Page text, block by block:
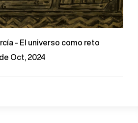
- El universo como reto
Oct, 2024